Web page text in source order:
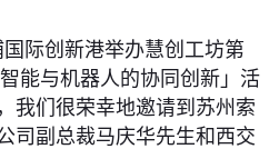
际创新港举办慧创工坊第
能与机器人的协同创新」活
我们很荣幸地邀请到苏州索
司副总裁马庆华先生和西交